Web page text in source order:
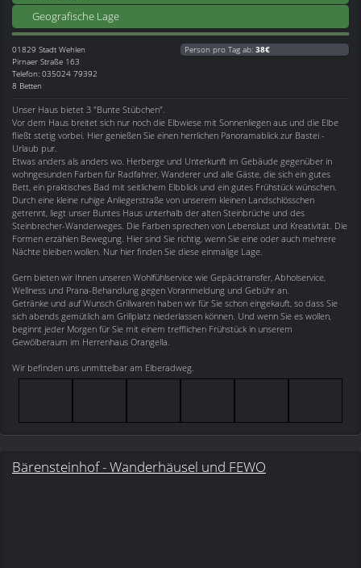
Geografische Lage
01829 Stadt Wehlen
Pirnaer Straße 163
Telefon: 035024 79392
8 Betten
Person pro Tag ab: 38€
Unser Haus bietet 3 "Bunte Stübchen".
Vor dem Haus breitet sich nur noch die Elbwiese mit Sonnenliegen aus und die Elbe
fließt stetig vorbei. Hier genießen Sie einen herrlichen Panoramablick zur Bastei -
Urlaub pur.
Etwas anders als anders wo. Herberge und Unterkunft im Gebäude gegenüber in
wohngesunden Farben für Radfahrer, Wanderer und alle Gäste, die sich ein gutes
Bett, ein praktisches Bad mit seitlichem Elbblick und ein gutes Frühstück wünschen.
Durch eine kleine ruhige Anliegerstraße von unserem kleinen Landschlösschen
getrennt, liegt unser Buntes Haus unterhalb der alten Steinbrüche und des
Steinbrecher-Wanderweges. Die Farben sprechen von Lebenslust und Kreativität. Die
Formen erzählen Bewegung. Hier sind Sie richtig, wenn Sie eine oder auch mehrere
Nächte bleiben wollen. Nur hier finden Sie diese einmalige Lage.
Gern bieten wir Ihnen unseren Wohlfühlservice wie Gepäcktransfer, Abholservice,
Wellness und Prana-Behandlung gegen Voranmeldung und Gebühr an.
Getränke und auf Wunsch Grillwaren haben wir für Sie schon eingekauft, so dass Sie
sich abends gemütlich am Grillplatz niederlassen können. Und wenn Sie es wollen,
beginnt jeder Morgen für Sie mit einem trefflichen Frühstück in unserem
Gewölberaum im Herrenhaus Orangella.
Wir befinden uns unmittelbar am Elberadweg.
Bärensteinhof - Wanderhäusel und FEWO